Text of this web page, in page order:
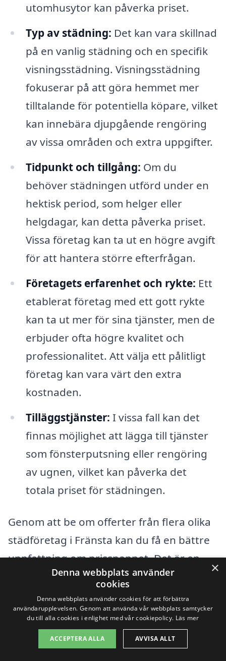
utomhusytor kan påverka priset.
Typ av städning: Det kan vara skillnad
på en vanlig städning och en specifik
visningsstädning. Visningsstädning
fokuserar på att göra hemmet mer
tilltalande för potentiella köpare, vilket
kan innebära djupgående rengöring
av vissa områden och extra uppgifter.
Tidpunkt och tillgång: Om du
behöver städningen utförd under en
hektisk period, som helger eller
helgdagar, kan detta påverka priset.
Vissa företag kan ta ut en högre avgift
för att hantera större efterfrågan.
Företagets erfarenhet och rykte: Ett
etablerat företag med ett gott rykte
kan ta ut mer för sina tjänster, men de
erbjuder ofta högre kvalitet och
professionalitet. Att välja ett pålitligt
företag kan vara värt den extra
kostnaden.
Tilläggstjänster: I vissa fall kan det
finnas möjlighet att lägga till tjänster
som fönsterputsning eller rengöring
av ugnen, vilket kan påverka det
totala priset för städningen.
Genom att be om offerter från flera olika
städföretag i Fränsta kan du få en bättre
uppfattning om prisspannet. Det är en
bra idé att jämföra både pris och vad som
ingår i tjänsten, för att hitta det bästa
alternativet för din visningsstädning.
Använd vår plattform för att enkelt få
flera offerter och hitta det företag som
×
Denna webbplats använder
cookies
Denna webbplats använder cookies för att förbättra
användarupplevelsen. Genom att använda vår webbplats samtycker
du till alla cookies i enlighet med vår cookiepolicy. Läs mer
ACCEPTERA ALLA AVVISA ALLT